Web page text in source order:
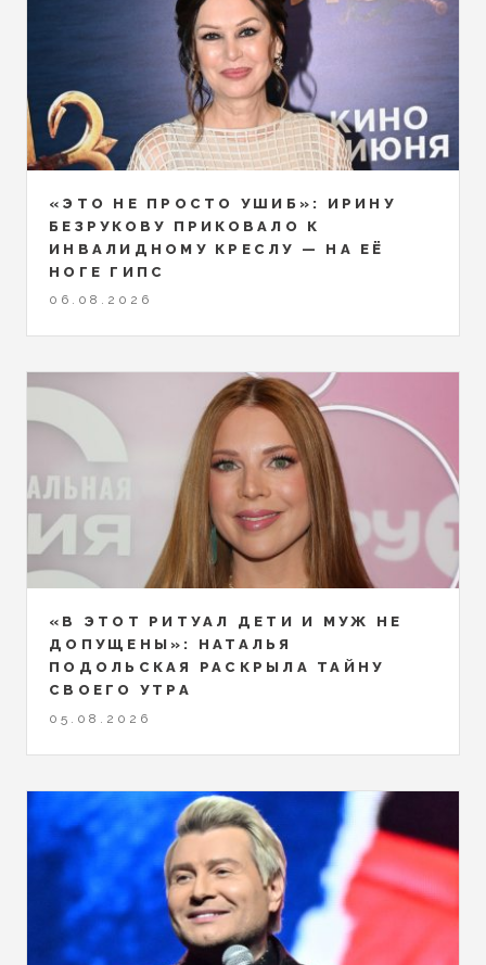
«ЭТО НЕ ПРОСТО УШИБ»: ИРИНУ
БЕЗРУКОВУ ПРИКОВАЛО К
ИНВАЛИДНОМУ КРЕСЛУ — НА ЕЁ
НОГЕ ГИПС
06.08.2026
«В ЭТОТ РИТУАЛ ДЕТИ И МУЖ НЕ
ДОПУЩЕНЫ»: НАТАЛЬЯ
ПОДОЛЬСКАЯ РАСКРЫЛА ТАЙНУ
СВОЕГО УТРА
05.08.2026